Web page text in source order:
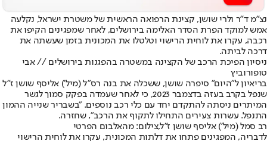
נצ"מ ד"ר ולרי שושן, קצינת הרפואה הראשית של משטרת ישראל, נקלעה
אמש למוקד הפרת הסדר האלימה בירושלים, לאחר שמפגינים הקיפו את
רכבה, עקרו את לוחית הרישוי וטלטלו את המכונית בזמן שעשתה את
דרכה לביתה.
ניסיון הפיכת הרכב של הקצינה במשטרה בהפגנות בירושלים // אבי
טופורוביץ
בריאיון ל"היום" סיפרה שושן, ששכלה את בנה רס"ל (מיל') אליסף שושן ז"ל
שנפל בקרב בעזה בדצמבר 2023, כי לאחר שעמדה בפקק סמוך לגשר
המיתרים ניסתה להתקדם יחד עם כלי רכב נוספים. "בשבריר שנייה ההמון
התנפל. עשרות צעירים התחילו לתקוף את הרכב", שחזרה.
רב סמל (מיל') אליסף שושן ז"ל,צילום: מהאלבום הפרטי
לדבריה, המפגינים פתחו את דלתות המכונית, עקרו את לוחית הרישוי